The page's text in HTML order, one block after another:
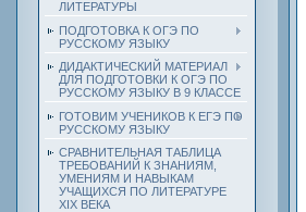
ЛИТЕРАТУРЫ
ПОДГОТОВКА К ОГЭ ПО
РУССКОМУ ЯЗЫКУ
ДИДАКТИЧЕСКИЙ МАТЕРИАЛ
ДЛЯ ПОДГОТОВКИ К ОГЭ ПО
РУССКОМУ ЯЗЫКУ В 9 КЛАССЕ
ГОТОВИМ УЧЕНИКОВ К ЕГЭ ПО
РУССКОМУ ЯЗЫКУ
СРАВНИТЕЛЬНАЯ ТАБЛИЦА
ТРЕБОВАНИЙ К ЗНАНИЯМ,
УМЕНИЯМ И НАВЫКАМ
УЧАЩИХСЯ ПО ЛИТЕРАТУРЕ
ХIХ ВЕКА